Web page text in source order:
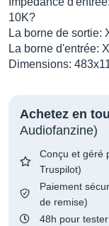
10K?
La borne de sortie:
La borne d'entrée:
Dimensions:
Achetez en
Audiofanzine)
Conçu et géré
Truspilot)
Paiement
de remise)
48h pour